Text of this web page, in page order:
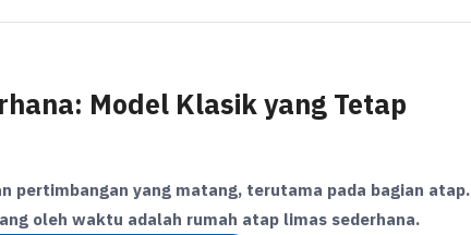
Model Klasik yang Tetap
pertimbangan yang matang, terutama pada bagian atap.
oleh waktu adalah rumah atap limas sederhana.